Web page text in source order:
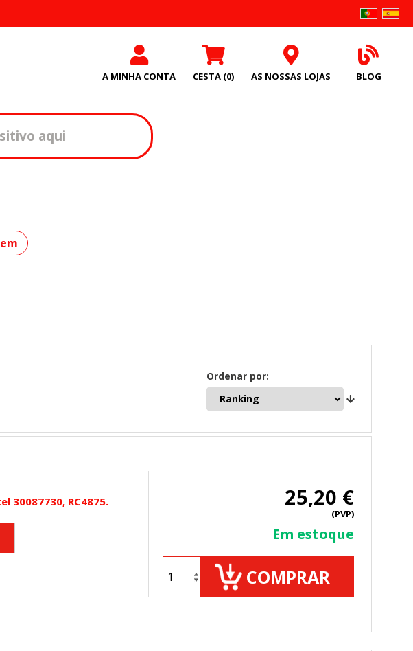
A MINHA CONTA CESTA (0) AS NOSSAS LOJAS BLOG
Ordenar por:
30087730, RC4875. 25,20 €
(PVP)
Em estoque
COMPRAR